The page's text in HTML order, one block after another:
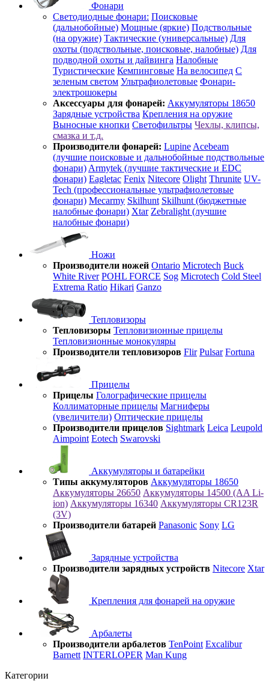
Фонари
Светодиодные фонари: Поисковые
(дальнобойные) Мощные (яркие) Подствольные
(на оружие) Тактические (универсальные) Для
охоты (подствольные, поисковые, налобные) Для
подводной охоты и дайвинга Налобные
Туристические Кемпинговые На велосипед С
зеленым светом Ультрафиолетовые Фонари-
электрошокеры
Аксессуары для фонарей: Аккумуляторы 18650
Зарядные устройства Крепления на оружие
Выносные кнопки Светофильтры Чехлы, клипсы,
смазка и т.д.
Производители фонарей: Lupine Acebeam
(лучшие поисковые и дальнобойные подствольные
фонари) Armytek (лучшие тактические и EDC
фонари) Eagletac Fenix Nitecore Olight Thrunite UV-
Tech (профессиональные ультрафиолетовые
фонари) Mecarmy Skilhunt Skilhunt (бюджетные
налобные фонари) Xtar Zebralight (лучшие
налобные фонари)
Ножи
Производители ножей Ontario Microtech Buck
White River POHL FORCE Sog Microtech Cold Steel
Extrema Ratio Hikari Ganzo
Тепловизоры
Тепловизоры Тепловизионные прицелы
Тепловизионные монокуляры
Производители тепловизоров Flir Pulsar Fortuna
Прицелы
Прицелы Голографические прицелы
Коллиматорные прицелы Магниферы
(увеличители) Оптические прицелы
Производители прицелов Sightmark Leica Leupold
Aimpoint Eotech Swarovski
Аккумуляторы и батарейки
Типы аккумуляторов Аккумуляторы 18650
Аккумуляторы 26650 Аккумуляторы 14500 (AA Li-
ion) Аккумуляторы 16340 Аккумуляторы CR123R
(3V)
Производители батарей Panasonic Sony LG
Зарядные устройства
Производители зарядных устройств Nitecore Xtar
Крепления для фонарей на оружие
Арбалеты
Производители арбалетов TenPoint Excalibur
Barnett INTERLOPER Man Kung
Категории